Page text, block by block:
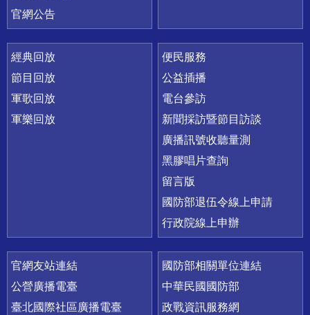
官網公告
經典回放
節目回放
軍歌回放
軍樂回放
便民服務
公益插播
電台參訪
新聞採訪暨節目訪談
廣播訊號收聽量測
黑膠唱片查詢
留言版
國防部退伍令線上申請
行政院線上申辦
官網友站連結
公營廣播電臺
臺北國際社區廣播電臺
國防部相關單位連結
中華民國國防部
政戰資訊服務網